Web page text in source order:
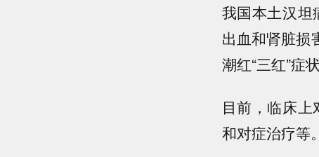
我国本土汉坦
出血和肾脏损
潮红“三红”症
目前，临床
和对症治疗等